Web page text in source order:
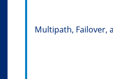
Multipath, Failover,